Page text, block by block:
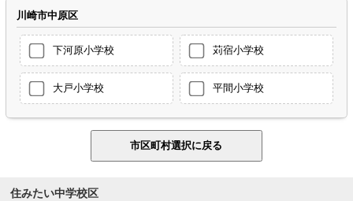
川崎市中原区
下河原小学校 苅宿小学校
大戸小学校 平間小学校
住みたい中学校区